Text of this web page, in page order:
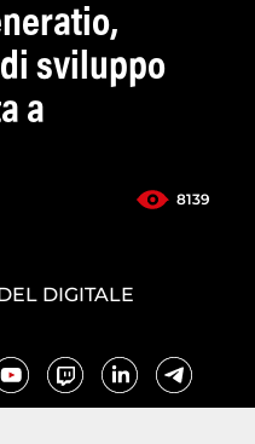
sviluppo
a
8139
DIGITALE